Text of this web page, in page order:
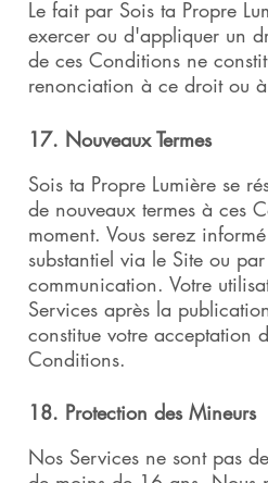
Le fait par Sois ta Propre
exercer ou d'appliquer un
de ces Conditions ne
renonciation à ce droit ou
17. Nouveaux Termes
Sois ta Propre Lumière se
de nouveaux termes à ces
moment. Vous serez
substantiel via le Site ou
communication. Votre
Services après la
constitue votre acceptation
Conditions.
18. Protection des Mineurs
Nos Services ne sont pas